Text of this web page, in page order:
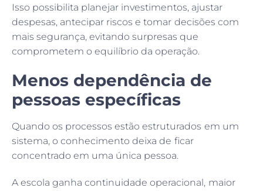
Isso possibilita planejar investimentos, ajustar
despesas, antecipar riscos e tomar decisões com
mais segurança, evitando surpresas que
comprometem o equilíbrio da operação.
Menos dependência de
pessoas específicas
Quando os processos estão estruturados em um
sistema, o conhecimento deixa de ficar
concentrado em uma única pessoa.
A escola ganha continuidade operacional, maior